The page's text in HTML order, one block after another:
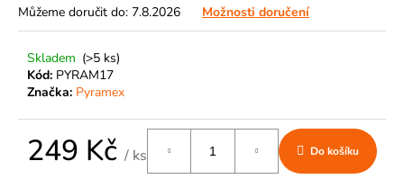
Můžeme doručit do: 7.8.2026 Možnosti doručení
Skladem (>5 ks)
Kód: PYRAM17
Značka: Pyramex
249 Kč / ks Do košíku